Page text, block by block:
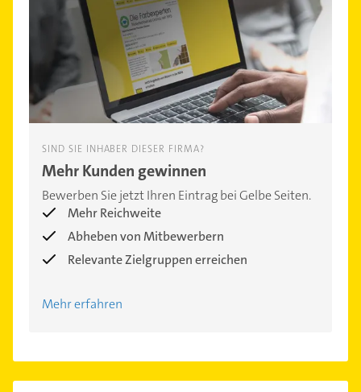
SIND SIE INHABER DIESER FIRMA?
Mehr Kunden gewinnen
Bewerben Sie jetzt Ihren Eintrag bei Gelbe Seiten.
Mehr Reichweite
Abheben von Mitbewerbern
Relevante Zielgruppen erreichen
Mehr erfahren